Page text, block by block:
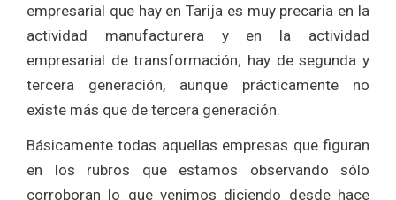
empresarial que hay en Tarija es muy precaria en la
actividad manufacturera y en la actividad
empresarial de transformación; hay de segunda y
tercera generación, aunque prácticamente no
existe más que de tercera generación.
Básicamente todas aquellas empresas que figuran
en los rubros que estamos observando sólo
corroboran lo que venimos diciendo desde hace